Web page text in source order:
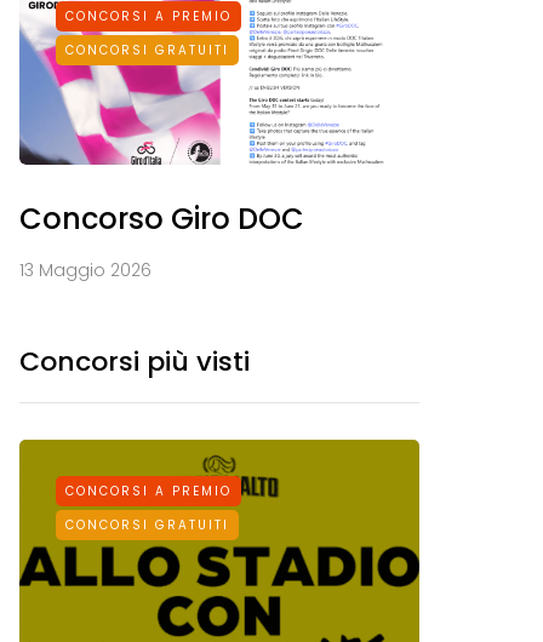
CONCORSI A PREMIO
CONCORSI GRATUITI
Concorso Giro DOC
13 Maggio 2026
Concorsi più visti
CONCORSI A PREMIO
CONCORSI GRATUITI